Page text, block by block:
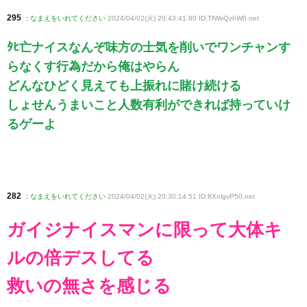
295 : なまえをいれてください 2024/04/02(火) 20:43:41.80 ID:TfWvQzhW0 .net
ﾀﾋ亡ナイスなんぞ味方の士気を削いでワンチャンす
らなくす行為だから俺はやらん
どんなひどく見えても上振れに賭け続ける
しょせんうまいこと人数有利ができれば持っていけ
るゲーよ
282 : なまえをいれてください 2024/04/02(火) 20:30:14.51 ID:8XnlgvP50 .net
ガイジナイスマンに限って大体キ
ルの倍デスしてる
救いの無さを感じる